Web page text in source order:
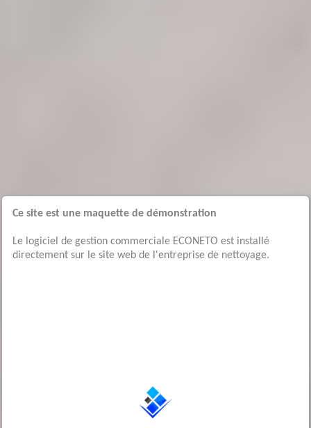
Ce site est une maquette de démonstration
Le logiciel de gestion commerciale ECONETO est installé
directement sur le site web de l'entreprise de nettoyage.